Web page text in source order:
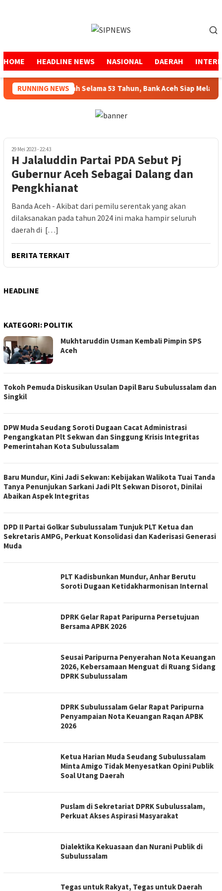
HOME HEADLINE NEWS NASIONAL DAERAH
RUNNING NEWS
Menjaga Amanah Selama 53 Tahun, Bank Aceh Siap
29 Mei 2023 - 22:43
H Jalaluddin Partai PDA Sebut Pj
Gubernur Aceh Sebagai Dalang dan
Pengkhianat
Banda Aceh - Akibat dari pemilu serentak yang akan
dilaksanakan pada tahun 2024 ini maka hampir seluruh
daerah di […]
BERITA TERKAIT
HEADLINE
KATEGORI: POLITIK
Mukhtaruddin Usman Kembali Pimpin SPS
Aceh
Tokoh Pemuda Diskusikan Usulan Dapil Baru Subulussalam dan
Singkil
DPW Muda Seudang Soroti Dugaan Cacat Administrasi
Pengangkatan Plt Sekwan dan Singgung Krisis Integritas
Pemerintahan Kota Subulussalam
Baru Mundur, Kini Jadi Sekwan: Kebijakan Walikota Tuai Tanda
Tanya Penunjukan Sarkani Jadi Plt Sekwan Disorot, Dinilai
Abaikan Aspek Integritas
DPD II Partai Golkar Subulussalam Tunjuk PLT Ketua dan
Sekretaris AMPG, Perkuat Konsolidasi dan Kaderisasi Generasi
Muda
PLT Kadisbunkan Mundur, Anhar Berutu
Soroti Dugaan Ketidakharmonisan Internal
DPRK Gelar Rapat Paripurna Persetujuan
Bersama APBK 2026
Seusai Paripurna Penyerahan Nota Keuangan
2026, Kebersamaan Menguat di Ruang Sidang
DPRK Subulussalam
DPRK Subulussalam Gelar Rapat Paripurna
Penyampaian Nota Keuangan Raqan APBK
2026
Ketua Harian Muda Seudang Subulussalam
Minta Amigo Tidak Menyesatkan Opini Publik
Soal Utang Daerah
Puslam di Sekretariat DPRK Subulussalam,
Perkuat Akses Aspirasi Masyarakat
Dialektika Kekuasaan dan Nurani Publik di
Subulussalam
Tegas untuk Rakyat, Tegas untuk Daerah